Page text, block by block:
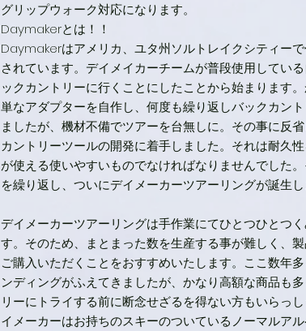
グリップウォーク対応になります。
Daymakerとは！！
Daymakerはアメリカ、ユタ州ソルトレイクシティー
されています。デイメイカーチームが普段使用してい
ックカントリーに行くことにしたことから始まります
単なアダプターを自作し、何度も繰り返しバックカン
ましたが、機材不備でツアーを台無しに。その事に反
カントリーツールの開発に着手しました。それは耐久
が使える使いやすいものでなければなりませんでした
を繰り返し、ついにデイメーカーツアーリングが誕生し
デイメーカーツアーリングは手作業にてひとつひとつ
す。そのため、まとまった数を生産する事が難しく、
ご購入いただくことをおすすめいたします。ここ数年
ンディングがふえてきましたが、かなり高額な商品も
リーにトライする前に断念せざるを得ない方もいらっ
イメーカーはお持ちのスキーのついているノーマルア